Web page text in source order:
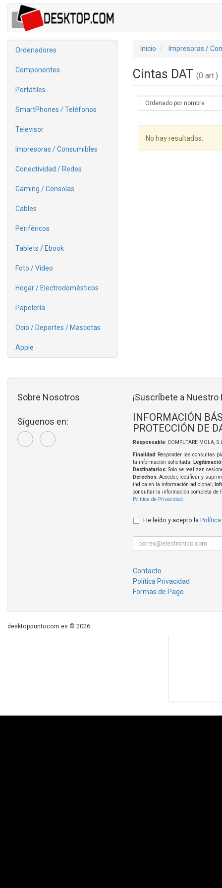
Ordenadores
Componentes
Portátiles
SmartPhones / Teléfonos
Televisor
Impresoras / Consumibles
Conectividad / Redes
Gaming / Consolas
Cables
Periféricos
Tablets / Ebook
Foto / Video
Hogar / Electrodomésticos
Papelería
Ocio / Deportes / Mascotas
Apple
Inicio Impresoras /
Cintas DAT (0 art.)
No hay resultados.
Sobre Nosotros
Síguenos en:
¡Suscríbete a Nuestro
INFORMACIÓN
PROTECCIÓN DE
Responsable: COMPUTARE MOLA,
Finalidad: Responder las consultas
la información solicitada;
Destinatarios: Solo se realizan
Derechos: Acceder, rectificar y
indica en la información adicional;
consultar la información completa de
Política de Privacidad
He leído y acepto la Política
Contacto
Política Privacidad
Formas de Pago
desktoppuntocom.es © 2026